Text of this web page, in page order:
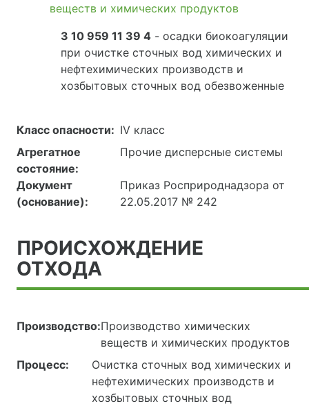
веществ и химических продуктов
3 10 959 11 39 4 - осадки биокоагуляции
при очистке сточных вод химических и
нефтехимических производств и
хозбытовых сточных вод обезвоженные
Класс опасности: IV класс
Агрегатное
состояние:
Прочие дисперсные системы
Документ
(основание):
Приказ Росприроднадзора от
22.05.2017 № 242
ПРОИСХОЖДЕНИЕ
ОТХОДА
Производство:Производство химических
веществ и химических продуктов
Процесс:
Очистка сточных вод химических и
нефтехимических производств и
хозбытовых сточных вод